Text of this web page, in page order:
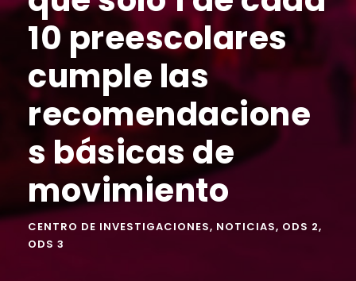
10 preescolares
cumple las
recomendacione
s básicas de
movimiento
CENTRO DE INVESTIGACIONES, NOTICIAS, ODS 2,
ODS 3